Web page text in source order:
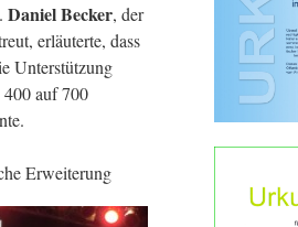
Daniel Becker, der
erläuterte, dass
Unterstützung
auf 700
Erweiterung